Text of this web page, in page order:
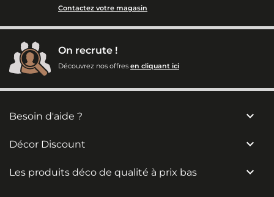
Contactez votre magasin
On recrute !
Découvrez nos offres en cliquant ici
Besoin d'aide ? 
Décor Discount 
Les produits déco de qualité à prix bas 